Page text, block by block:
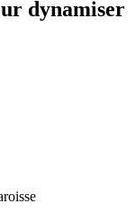
dynamiser